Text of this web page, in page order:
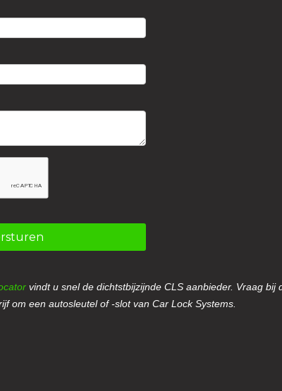
vindt u snel de dichtstbijzijnde CLS aanbieder. Vraag bij
om een autosleutel of -slot van Car Lock Systems.